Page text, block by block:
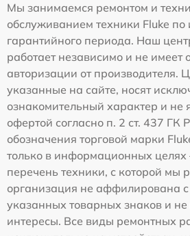
Мы занимаемся ремонтом и
обслуживанием техники Fluke по
гарантийного периода. Наш
работает независимо и не имеет
авторизации от производителя.
указанные на сайте, носят
ознакомительный характер и не
офертой согласно п. 2 ст. 437 ГК
обозначения торговой марки
только в информационных целях
перечень техники, с которой мы
организация не аффилирована
указанных товарных знаков и не
интересы. Все виды ремонтных